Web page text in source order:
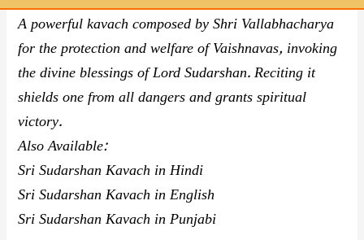
A powerful kavach composed by Shri Vallabhacharya
for the protection and welfare of Vaishnavas, invoking
the divine blessings of Lord Sudarshan. Reciting it
shields one from all dangers and grants spiritual
victory.
Also Available:
Sri Sudarshan Kavach in Hindi
Sri Sudarshan Kavach in English
Sri Sudarshan Kavach in Punjabi